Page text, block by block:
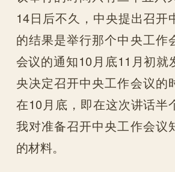
14日后不久，中央提出召开
的结果是举行那个中央工作
会议的通知10月底11月初就
央决定召开中央工作会议的
在10月底，即在这次讲话半
我对准备召开中央工作会议
的材料。